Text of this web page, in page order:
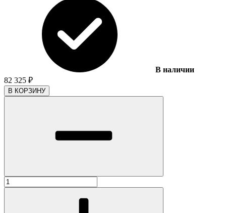
В наличии
82 325 ₽
В КОРЗИНУ